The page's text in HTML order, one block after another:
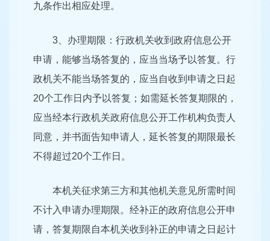
九条作出相应处理。
3、办理期限：行政机关收到政府信息公开
申请，能够当场答复的，应当当场予以答复。行
政机关不能当场答复的，应当自收到申请之日起
20个工作日内予以答复；如需延长答复期限的，
应当经本行政机关政府信息公开工作机构负责人
同意，并书面告知申请人，延长答复的期限最长
不得超过20个工作日。
本机关征求第三方和其他机关意见所需时间
不计入申请办理期限。经补正的政府信息公开申
请，答复期限自本机关收到补正的申请之日起计